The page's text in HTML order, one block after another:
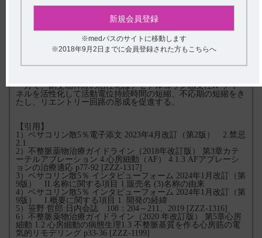
持続が決定されるが、興奮旋回路の長さが短いほど同時に存在
仮説）。この機序として、まず頻回興奮によって生じる細胞内
カルシウム過負荷に対する有効不応期の短縮が起こり、その後
に Ca2+電流のダウンレギュレーションと内向き整流K
アップレギュレーションにより心筋の不応期短縮が進行するこ
Ito（一過性外向き電流）の発現の減少が起こり、不応期短縮と
一方で、副交感神経の活性化はアセチルコリン感受性K チャ
ネルを活性化して活動電位持続時間の短縮、不応期の短縮をき
たし、リエントリー回路の形成を促進する。
【引用】
1）ベサコリン散5％電子添文 2023年4月改訂（第2版） 2.禁忌
2.1
2）不整脈薬物治療ガイドライン（2018年改訂版） 第3章カテ
ーテルアブレーション 4.心房細動（AF） 4.1.3 AFアブレーシ
ョンの治療適応 p77-92 [ZZZ-1317]
3）ベサコリン散5％ インタビューフォーム 2024年1月改訂（第
9版） II.名称に関する項目 1.販売名 (3)名称の由来
4）ベサコリン散5％ インタビューフォーム 2024年1月改訂（第
9版） I.概要に関する項目 1. 開発の経緯
5）笹野 哲郎:日内会誌 108：204～211、2019 [ZZZ-1316]
6）不整脈薬物治療ガイドライン（2020 年改訂版） 第5章心房
細動 1.2 心房細動の病態生理1.3 不整脈基質を作る心房筋の電
気的リモデリング p33-36 [ZZZ-1199]
新規会員登録
※medパスのサイトに移動します
※2018年9月2日までに会員登録された方もこちらへ